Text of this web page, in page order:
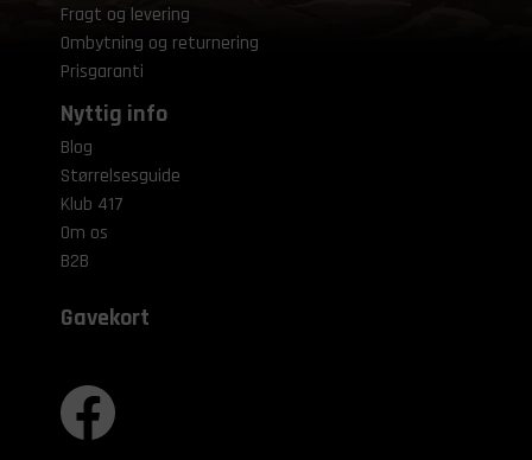
Fragt og levering
Ombytning og returnering
Prisgaranti
Nyttig info
Blog
Størrelsesguide
Klub 417
Om os
B2B
Gavekort